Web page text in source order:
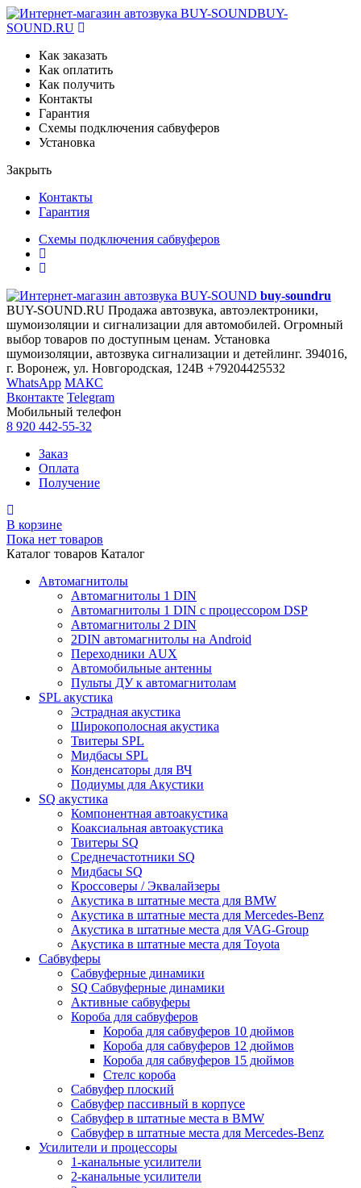
BUY-
SOUND.RU
Как заказать
Как оплатить
Как получить
Контакты
Гарантия
Схемы подключения сабвуферов
Установка
Закрыть
Контакты
Гарантия
Схемы подключения сабвуферов
buy-soundru
BUY-SOUND.RU Продажа автозвука, автоэлектроники,
шумоизоляции и сигнализации для автомобилей. Огромный
выбор товаров по доступным ценам. Установка
шумоизоляции, автозвука сигнализации и детейлинг. 394016,
г. Воронеж, ул. Новгородская, 124В +79204425532
WhatsApp МАКС
Вконтакте Telegram
Мобильный телефон
8 920 442-55-32
Заказ
Оплата
Получение
В корзине
Пока нет товаров
Каталог товаров Каталог
Автомагнитолы
Автомагнитолы 1 DIN
Автомагнитолы 1 DIN с процессором DSP
Автомагнитолы 2 DIN
2DIN автомагнитолы на Android
Переходники AUX
Автомобильные антенны
Пульты ДУ к автомагнитолам
SPL акустика
Эстрадная акустика
Широкополосная акустика
Твитеры SPL
Мидбасы SPL
Конденсаторы для ВЧ
Подиумы для Акустики
SQ акустика
Компонентная автоакустика
Коаксиальная автоакустика
Твитеры SQ
Среднечастотники SQ
Мидбасы SQ
Кроссоверы / Эквалайзеры
Акустика в штатные места для BMW
Акустика в штатные места для Mercedes-Benz
Акустика в штатные места для VAG-Group
Акустика в штатные места для Toyota
Сабвуферы
Сабвуферные динамики
SQ Сабвуферные динамики
Активные сабвуферы
Короба для сабвуферов
Короба для сабвуферов 10 дюймов
Короба для сабвуферов 12 дюймов
Короба для сабвуферов 15 дюймов
Стелс короба
Cабвуфер плоский
Сабвуфер пассивный в корпусе
Сабвуфер в штатные места в BMW
Сабвуфер в штатные места для Mercedes-Benz
Усилители и процессоры
1-канальные усилители
2-канальные усилители